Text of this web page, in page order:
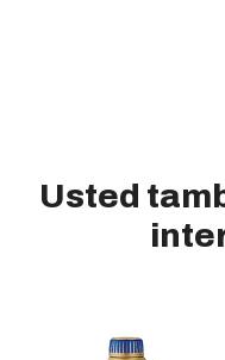
Usted